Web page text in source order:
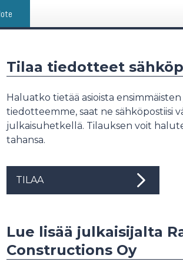
Tilaa tiedotteet
Haluatko tietää asioista
tiedotteemme, saat ne sähköpostiisi
julkaisuhetkellä. Tilauksen voit
tahansa.
TILAA
Lue lisää julkaisijalta
Constructions Oy